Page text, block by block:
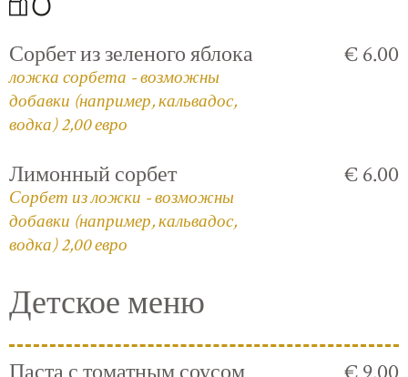
Сорбет из зеленого яблока
ложка сорбета - возможны
добавки (например, кальвадос,
водка) 2,00 евро
€ 6.00
Лимонный сорбет
Сорбет из ложки - возможны
добавки (например, кальвадос,
водка) 2,00 евро
€ 6.00
Детское меню